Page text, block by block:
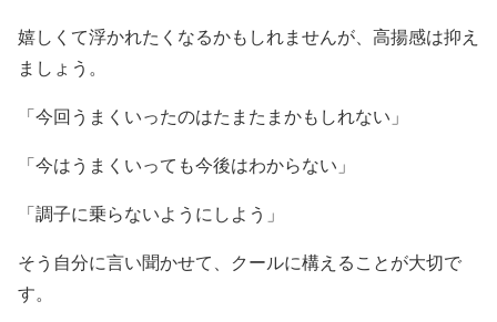
嬉しくて浮かれたくなるかもしれませんが、高揚感は抑え
ましょう。
「今回うまくいったのはたまたまかもしれない」
「今はうまくいっても今後はわからない」
「調子に乗らないようにしよう」
そう自分に言い聞かせて、クールに構えることが大切で
す。